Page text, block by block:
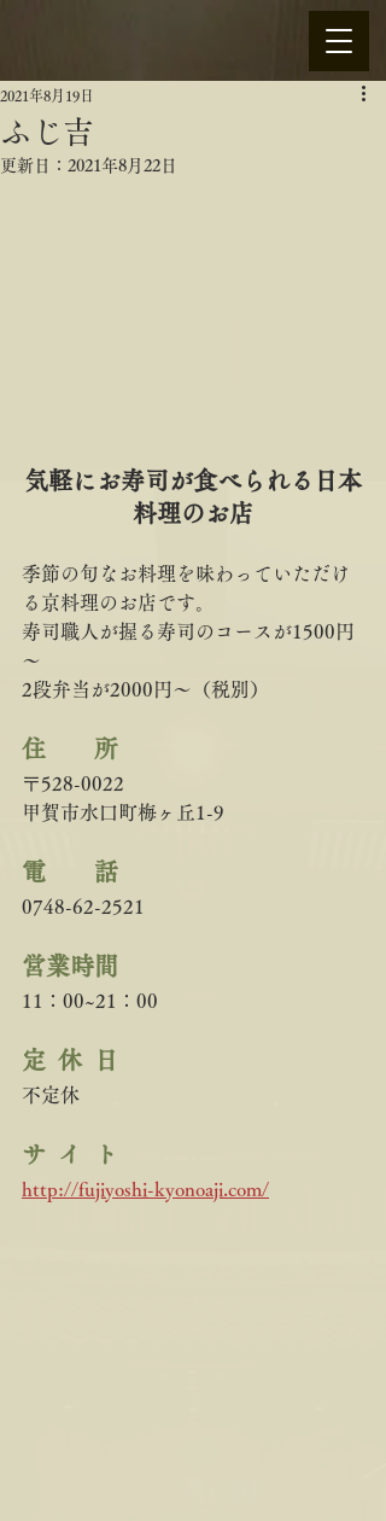
ふじ吉
2021年8月19日
更新日： 2021年8月22日
気軽にお寿司が食べられる日本
料理のお店
季節の旬なお料理を味わっていただけ
る京料理のお店です。
寿司職人が握る寿司のコースが1500円
～
2段弁当が2000円～（税別）
住　　所
〒528-0022
甲賀市水口町梅ヶ丘1-9
電　　話
0748-62-2521
営業時間
11：00~21：00
定  休  日
不定休
サ  イ  ト
http://fujiyoshi-kyonoaji.com/